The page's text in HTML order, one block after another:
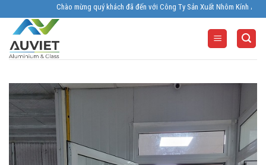
to
content
Chào mừng quý khách đã đến với Công Ty Sản Xuất Nhôm Kính Âu Viêt.